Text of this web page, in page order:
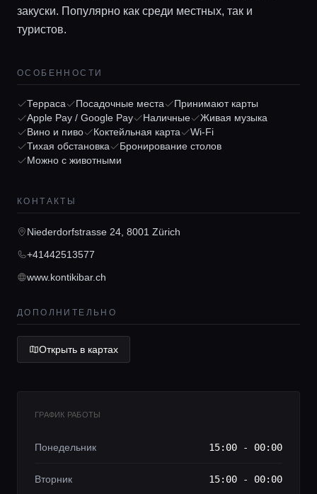
Главная
Локации
Гиды
Консьерж сервис
Lifestyle журнал
закуски. Популярно как среди местных, так и
туристов.
ОСОБЕННОСТИ
Терраса Посадочные места
Принимают карты
Apple Pay / Google Pay
Наличные
Живая музыка
Вино и пиво
Коктейльная карта
Wi-Fi
Тихая обстановка
Бронирование столов
Можно с животными
КОНТАКТЫ
Niederdorfstrasse 24, 8001 Zürich
+41442513577
www.kontikibar.ch
ДОПОЛНИТЕЛЬНО
Открыть в картах
ГРАФИК РАБОТЫ
Понедельник 15:00 - 00:00
Вторник 15:00 - 00:00